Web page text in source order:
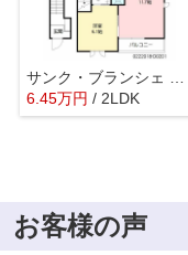
6.45万円 / 2LDK
お客様の声